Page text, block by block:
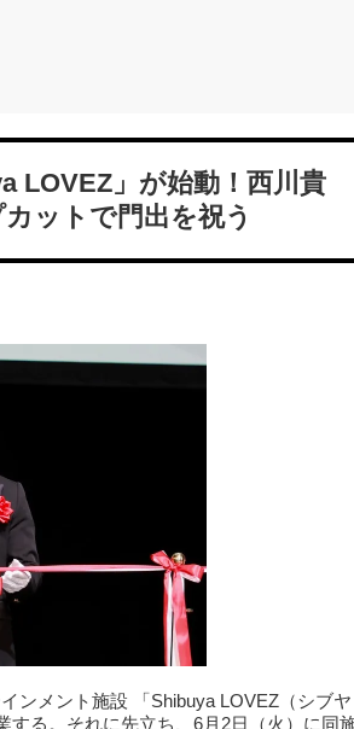
LOVEZ」が始動！西川貴
ットで門出を祝う
ンメント施設 「Shibuya LOVEZ（シブヤ
する。それに先立ち、6月2日（火）に同